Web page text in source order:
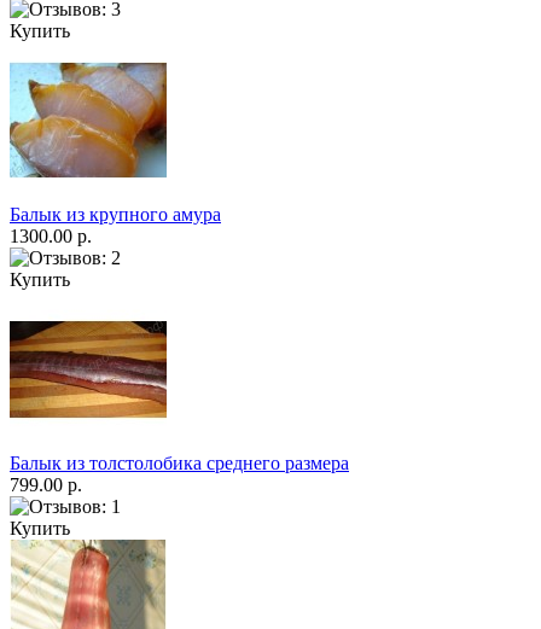
Купить
Балык из крупного амура
1300.00 р.
Купить
Балык из толстолобика среднего размера
799.00 р.
Купить